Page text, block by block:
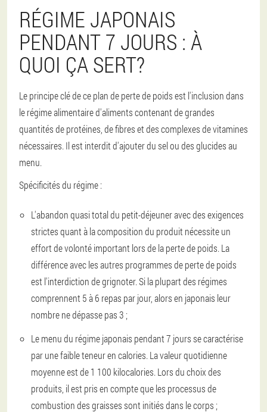
RÉGIME JAPONAIS
PENDANT 7 JOURS : À
QUOI ÇA SERT?
Le principe clé de ce plan de perte de poids est l'inclusion dans
le régime alimentaire d'aliments contenant de grandes
quantités de protéines, de fibres et des complexes de vitamines
nécessaires. Il est interdit d'ajouter du sel ou des glucides au
menu.
Spécificités du régime :
L'abandon quasi total du petit-déjeuner avec des exigences
strictes quant à la composition du produit nécessite un
effort de volonté important lors de la perte de poids. La
différence avec les autres programmes de perte de poids
est l'interdiction de grignoter. Si la plupart des régimes
comprennent 5 à 6 repas par jour, alors en japonais leur
nombre ne dépasse pas 3 ;
Le menu du régime japonais pendant 7 jours se caractérise
par une faible teneur en calories. La valeur quotidienne
moyenne est de 1 100 kilocalories. Lors du choix des
produits, il est pris en compte que les processus de
combustion des graisses sont initiés dans le corps ;